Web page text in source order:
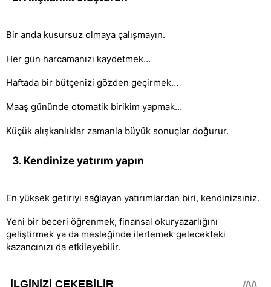
Bir anda kusursuz olmaya çalışmayın.
Her gün harcamanızı kaydetmek…
Haftada bir bütçenizi gözden geçirmek…
Maaş gününde otomatik birikim yapmak…
Küçük alışkanlıklar zamanla büyük sonuçlar doğurur.
3. Kendinize yatırım yapın
En yüksek getiriyi sağlayan yatırımlardan biri, kendinizsiniz.
Yeni bir beceri öğrenmek, finansal okuryazarlığını
geliştirmek ya da mesleğinde ilerlemek gelecekteki
kazancınızı da etkileyebilir.